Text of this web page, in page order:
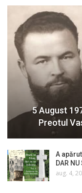
5 August
Preotul
A
DAR
aug. 4,